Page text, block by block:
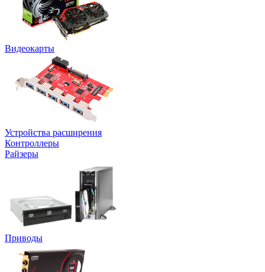
Видеокарты
Устройства расширения
Контроллеры
Райзеры
Приводы